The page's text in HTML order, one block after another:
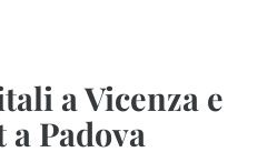
a Vicenza e
a Padova